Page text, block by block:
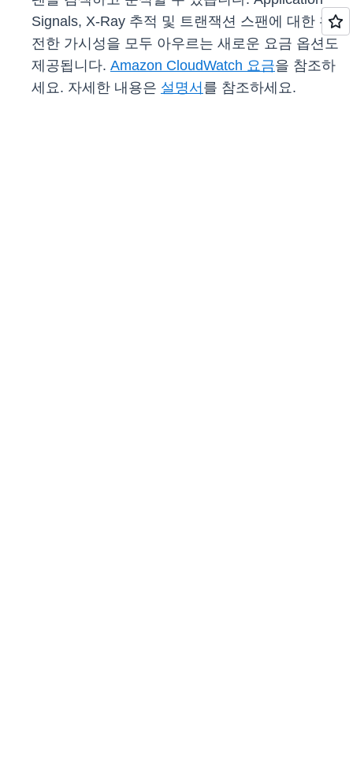
Signals, X-Ray 추적 및 트랜잭션 스팬에 대한 완
전한 가시성을 모두 아우르는 새로운 요금 옵션도
제공됩니다. Amazon CloudWatch 요금을 참조하
세요. 자세한 내용은 설명서 를 참조하세요.